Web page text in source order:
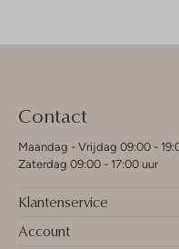
Contact
Maandag - Vrijdag 09:00 -
Zaterdag 09:00 - 17:00 uur
Klantenservice
Account